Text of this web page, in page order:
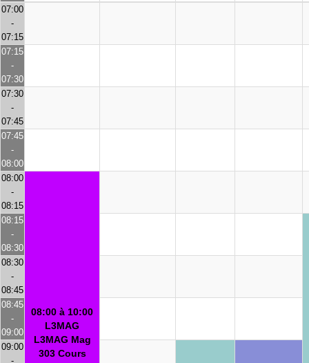
07:00
-
07:15
07:15
-
07:30
07:30
-
07:45
07:45
-
08:00
08:00
-
08:15
08:00 à 10:00
L3MAG
L3MAG Mag
303 Cours
08:15
-
08:30
08:30
-
08:45
08:45
-
09:00
09:00
-